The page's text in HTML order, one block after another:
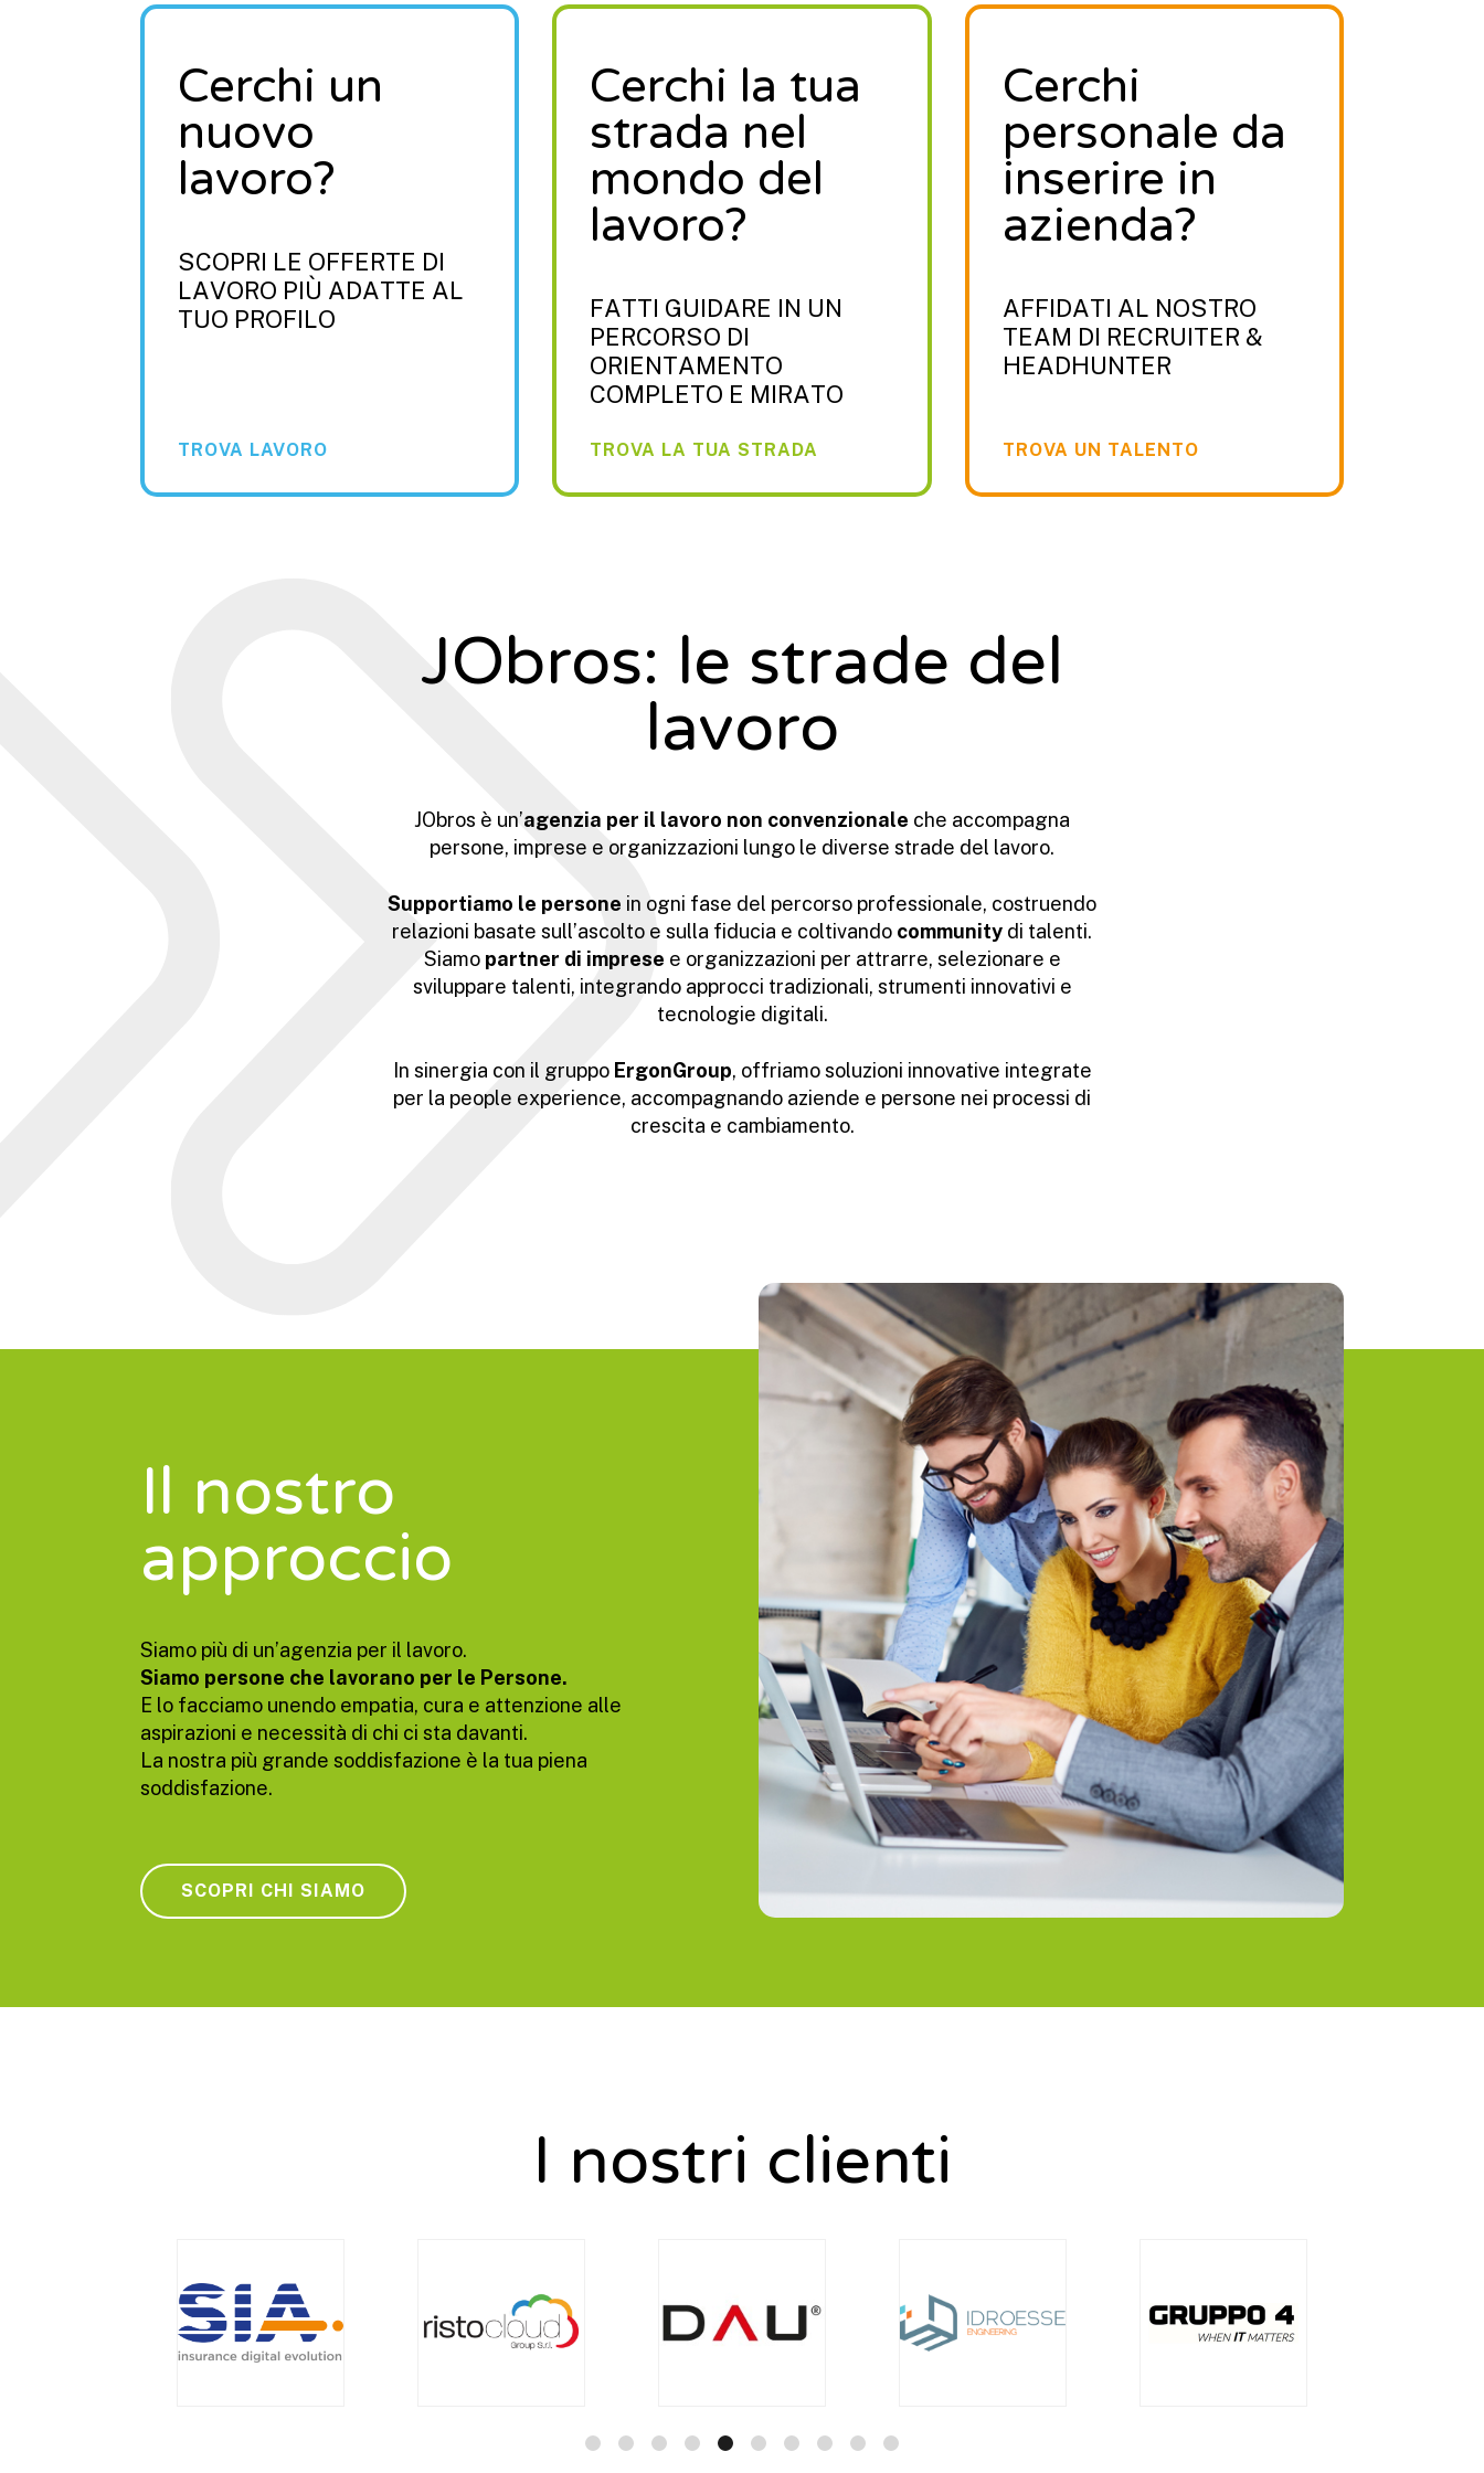
Cerchi un
nuovo
lavoro?
SCOPRI LE OFFERTE DI
LAVORO PIÙ ADATTE AL
TUO PROFILO
TROVA LAVORO
Cerchi la tua
strada nel
mondo del
lavoro?
FATTI GUIDARE IN UN
PERCORSO DI
ORIENTAMENTO
COMPLETO E MIRATO
TROVA LA TUA STRADA
Cerchi
personale da
inserire in
azienda?
AFFIDATI AL NOSTRO
TEAM DI RECRUITER &
HEADHUNTER
TROVA UN TALENTO
JObros: le strade del
lavoro
JObros è un’agenzia per il lavoro non convenzionale che accompagna
persone, imprese e organizzazioni lungo le diverse strade del lavoro.
Supportiamo le persone in ogni fase del percorso professionale, costruendo
relazioni basate sull’ascolto e sulla fiducia e coltivando community di talenti.
Siamo partner di imprese e organizzazioni per attrarre, selezionare e
sviluppare talenti, integrando approcci tradizionali, strumenti innovativi e
tecnologie digitali.
In sinergia con il gruppo ErgonGroup, offriamo soluzioni innovative integrate
per la people experience, accompagnando aziende e persone nei processi di
crescita e cambiamento.
Il nostro
approccio
Siamo più di un’agenzia per il lavoro.
Siamo persone che lavorano per le Persone.
E lo facciamo unendo empatia, cura e attenzione alle
aspirazioni e necessità di chi ci sta davanti.
La nostra più grande soddisfazione è la tua piena
soddisfazione.
SCOPRI CHI SIAMO
I nostri clienti